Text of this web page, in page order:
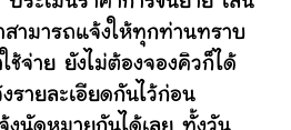
สามารถแจ้งให้ทุกท่านทราบ
ช้จ่าย ยังไม่ต้องจองคิวก็ได้
รายละเอียดกันไว้ก่อน